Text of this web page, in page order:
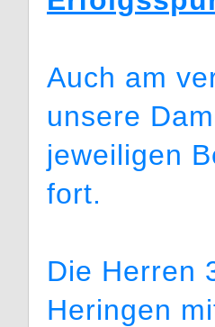
Auch am
unsere
jeweiligen
fort.
Die Herren
Heringen